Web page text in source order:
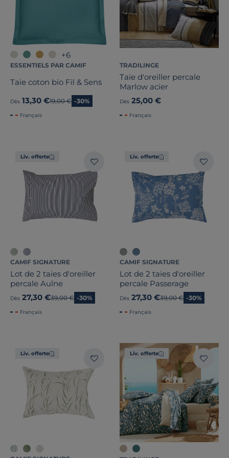
+6
ESSENTIELS PAR CAMIF
Taie coton bio Fil & Sens
Dès 13,30 €Ancien prix
19,00 € -30%
Français
TRADILINGE
Taie d'oreiller percale
Marlow acier
Dès 25,00 €
Français
Liv. offerte
CAMIF SIGNATURE
Lot de 2 taies d'oreiller
percale Aulne
Dès 27,30 €Ancien prix
39,00 € -30%
Français
Liv. offerte
CAMIF SIGNATURE
Lot de 2 taies d'oreiller
percale Passerage
Dès 27,30 €Ancien prix
39,00 € -30%
Français
Liv. offerte Liv. offerte